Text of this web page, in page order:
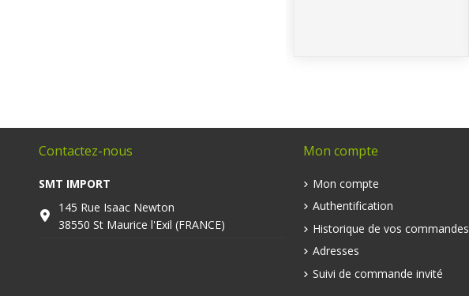
Contactez-nous
SMT IMPORT
145 Rue Isaac Newton
38550 St Maurice l'Exil (FRANCE)
Mon compte
Mon compte
Authentification
Historique de vos commandes
Adresses
Suivi de commande invité